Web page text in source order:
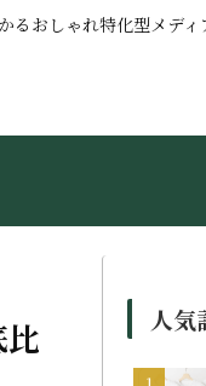
おしゃれ特化型メディ
人気